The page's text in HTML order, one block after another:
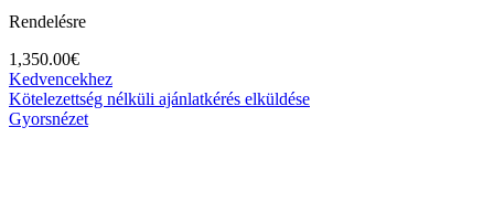
Rendelésre
1,350.00€
Kedvencekhez
Kötelezettség nélküli ajánlatkérés elküldése
Gyorsnézet